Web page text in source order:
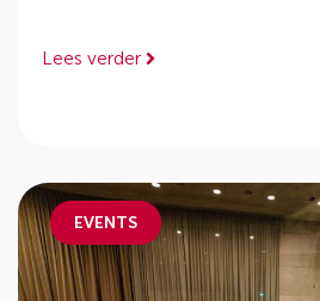
Lees verder
EVENTS